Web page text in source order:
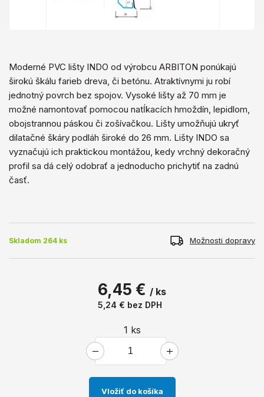
​Moderné PVC lišty INDO od výrobcu ARBITON ponúkajú
širokú škálu farieb dreva, či betónu. Atraktívnymi ju robí
jednotný povrch bez spojov. Vysoké lišty až 70 mm je
možné namontovať pomocou natĺkacích hmoždín, lepidlom,
obojstrannou páskou či zošívačkou. Lišty umožňujú ukryť
dilatačné škáry podláh široké do 26 mm. Lišty INDO sa
vyznačujú ich praktickou montážou, kedy vrchný dekoračný
profil sa dá celý odobrať a jednoducho prichytiť na zadnú
časť.
Skladom 264 ks Možnosti dopravy
6,45 € / ks
5,24 € bez DPH
1 ks
Vložiť do košíka